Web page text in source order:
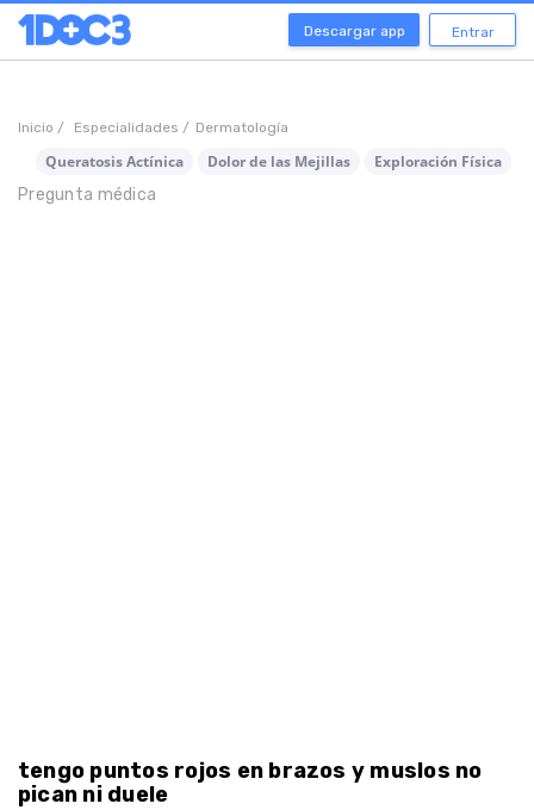
Descargar app Entrar
Inicio / Especialidades / Dermatología
Queratosis Actínica Dolor de las Mejillas
Exploración Física
Pregunta médica
tengo puntos rojos en brazos y muslos no
pican ni duele